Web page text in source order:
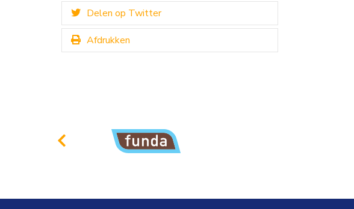
Delen op Twitter
Afdrukken